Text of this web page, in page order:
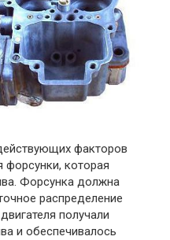
факторов
форсунки, которая
Форсунка должна
распределение
получали
и обеспечивалось